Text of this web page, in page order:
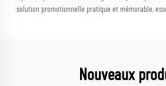
solution promotionnelle pratique et mémorable,
Nouveaux